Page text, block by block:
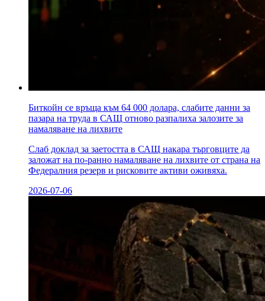
Биткойн се връща към 64 000 долара, слабите данни за
пазара на труда в САЩ отново разпалиха залозите за
намаляване на лихвите
Слаб доклад за заетостта в САЩ накара търговците да
заложат на по-ранно намаляване на лихвите от страна на
Федералния резерв и рисковите активи оживяха.
2026-07-06